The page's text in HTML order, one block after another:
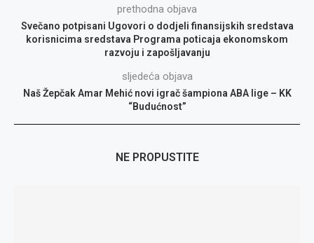
prethodna objava
Svečano potpisani Ugovori o dodjeli finansijskih sredstava
korisnicima sredstava Programa poticaja ekonomskom
razvoju i zapošljavanju
sljedeća objava
Naš Žepčak Amar Mehić novi igrač šampiona ABA lige – KK
“Budućnost”
NE PROPUSTITE